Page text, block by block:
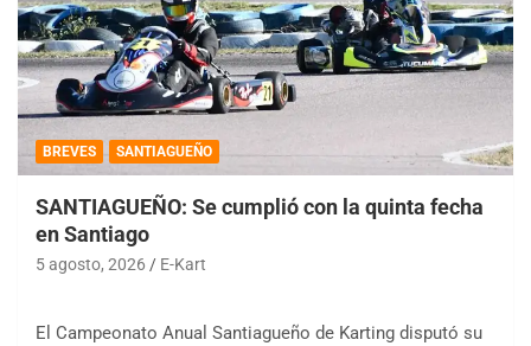
BREVES SANTIAGUEÑO
SANTIAGUEÑO: Se cumplió con la quinta fecha
en Santiago
5 agosto, 2026 E-Kart
El Campeonato Anual Santiagueño de Karting disputó su